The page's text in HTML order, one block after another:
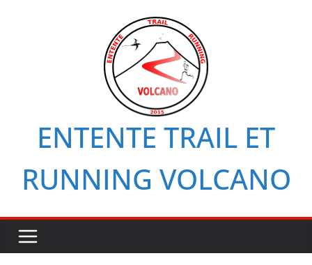
ENTENTE TRAIL ET
RUNNING VOLCANO